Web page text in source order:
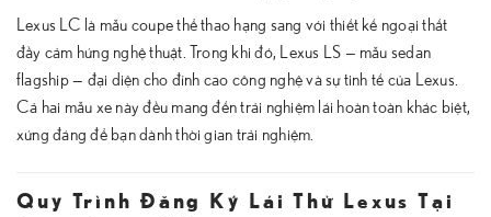
Lexus LC là mẫu coupe thể thao hạng sang với thiết kế ngoại thất
đầy cảm hứng nghệ thuật. Trong khi đó, Lexus LS — mẫu sedan
flagship — đại diện cho đỉnh cao công nghệ và sự tinh tế của Lexus.
Cả hai mẫu xe này đều mang đến trải nghiệm lái hoàn toàn khác biệt,
xứng đáng để bạn dành thời gian trải nghiệm.
Quy Trình Đăng Ký Lái Thử Lexus Tại